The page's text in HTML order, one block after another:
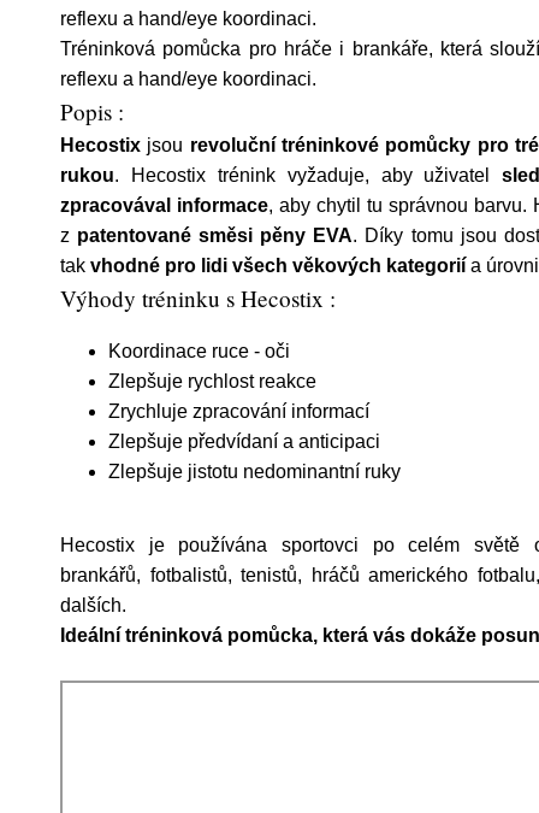
reflexu a hand/eye koordinaci.
Tréninková pomůcka pro hráče i brankáře, která
reflexu a hand/eye koordinaci.
Popis :
Hecostix jsou revoluční tréninkové pomůcky pro
rukou. Hecostix trénink vyžaduje, aby uživatel
zpracovával informace, aby chytil tu správnou barvu.
z patentované směsi pěny EVA. Díky tomu jsou
tak vhodné pro lidi všech věkových kategorií a
Výhody tréninku s Hecostix :
Koordinace ruce - oči
Zlepšuje rychlost reakce
Zrychluje zpracování informací
Zlepšuje předvídaní a anticipaci
Zlepšuje jistotu nedominantní ruky
Hecostix je používána sportovci po celém světě
brankářů, fotbalistů, tenistů, hráčů amerického
dalších.
Ideální tréninková pomůcka, která vás dokáže